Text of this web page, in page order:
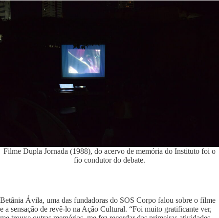
Filme Dupla Jornada (1988), do acervo de memória do Instituto foi o
fio condutor do debate.
Betânia Ávila, uma das fundadoras do SOS Corpo falou sobre o filme
e a sensação de revê-lo na Ação Cultural. “Foi muito gratificante ver,